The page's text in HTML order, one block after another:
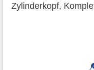
Zylinderkopf,